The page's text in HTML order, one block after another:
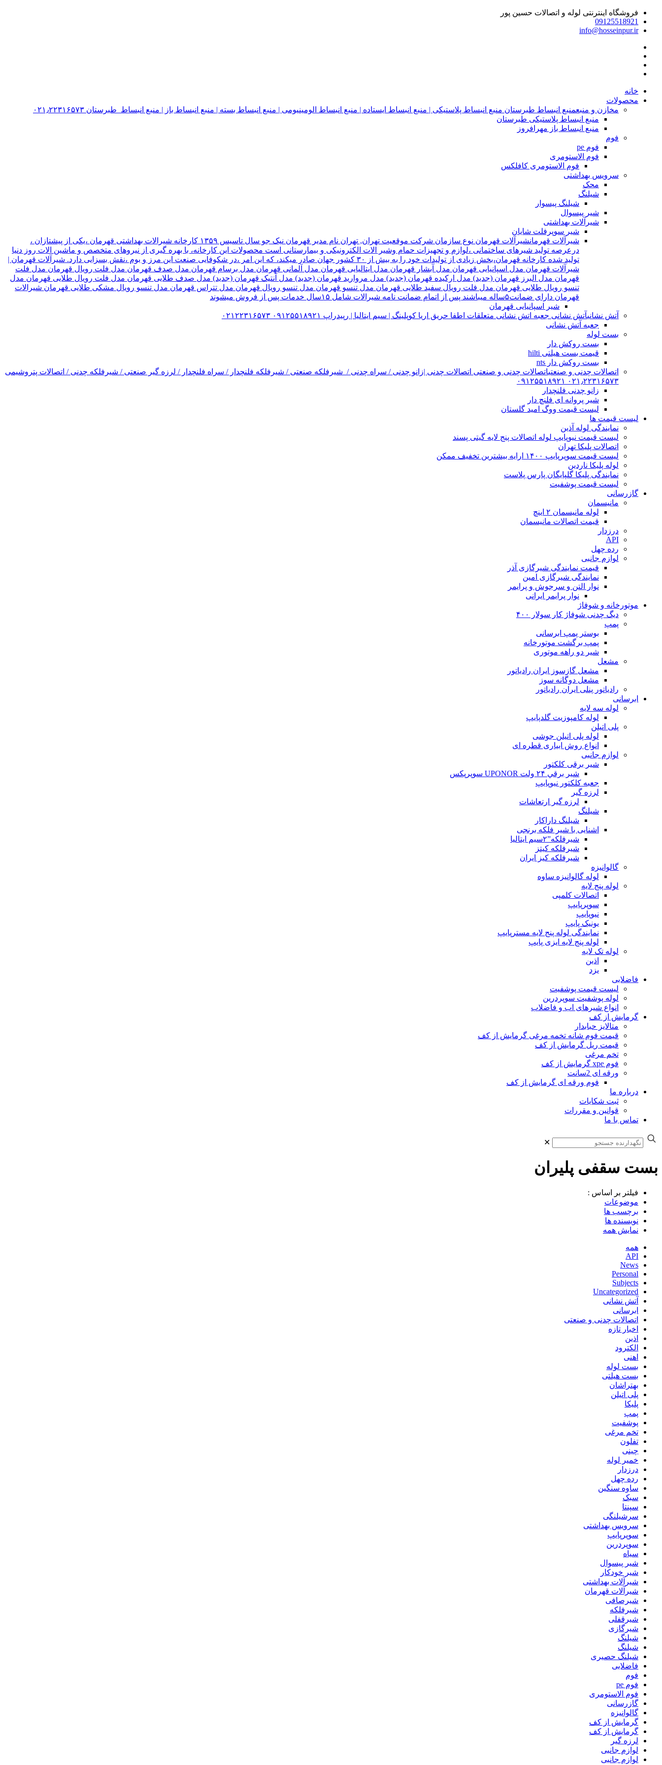
فروشگاه اینترنتی لوله و اتصالات حسین پور
09125518921
info@hosseinpur.ir
خانه
محصولات
مخازن و منبعمنبع انبساط طبرستان منبع انبساط پلاستیکی | منبع انبساط ایستاده | منبع انبساط الومینیومی | منبع انبساط بسته | منبع انبساط باز | منبع انبساط طبرستان ۰۲۱٫۲۲۳۱۶۵۷۳
منبع انبساط پلاستیکی طبرستان
منبع انبساط باز مهرافروز
فوم
فوم pe
فوم الاستومری
فوم الاستومری کافلکس
سرویس بهداشتی
محک
شیلنگ
شیلنگ پیسوار
شیر پیسوال
شیرآلات بهداشتی
شیر سوپرفلت شایان
شیرآلات قهرمان
شیرآلات قهرمان نوع سازمان شرکت موقعیت تهران, تهران نام مدیر قهرمان نیک جو سال تاسیس ۱۳۵۹ کارخانه شیرالات بهداشتی قهرمان ،یکی از پیشتازان ،
درعرصه تولید شیرهای ساختمانی ،لوازم و تجهیزات حمام وشیر الات الکترونیکی و بیمارستانی است محصولات این کارخانه، با بهره گیری از نیروهای متخصص و ماشین الات روز دنیا
تولید شده کارخانه قهرمان،بخش زیادی از تولیدات خود را به بیش از ۳۰ کشور جهان صادر میکند، که این امر ،در شکوفایی صنعت این مرز و بوم ،نقش بسزایی دارد. شیرآلات قهرمان |
شیرآلات قهرمان مدل اسپانیایی قهرمان مدل آبشار قهرمان مدل ایتالیایی قهرمان مدل آلمانی قهرمان مدل برسام قهرمان مدل صدف قهرمان مدل فلت رویال قهرمان مدل فلت
قهرمان مدل البرز قهرمان (جدید) مدل ارکیده قهرمان (جدید) مدل مروارید قهرمان (جدید) مدل آنتیک قهرمان (جدید) مدل صدف طلایی قهرمان مدل فلت رویال طلایی قهرمان مدل
تنسو رویال طلایی قهرمان مدل فلت رویال سفید طلایی قهرمان مدل تنسو قهرمان مدل تنسو رویال قهرمان مدل تتراس قهرمان مدل تنسو رویال مشکی طلایی قهرمان شیرالات
قهرمان دارای ضمانت۵ساله میباشند پس از اتمام ضمانت نامه شیرالات شامل ۱۵سال خدمات پس از فروش میشوند
شیر اسپانیایی قهرمان
آتش نشانیآتش نشانی جعبه اتش نشانی متعلقات اطفا حریق اریا کوپلینگ | سیم ایتالیا | رپیدراپ ۰۹۱۲۵۵۱۸۹۲۱ ۰۲۱۲۲۳۱۶۵۷۳
جعبه آتش نشانی
بست لوله
بست روکش دار
قیمت بست هیلتی hilti
بست روکش دار nts
اتصالات چدنی و صنعتیاتصالات چدنی و صنعتی اتصالات چدنی |زانو چدنی / سراه چدنی / شیرفلکه صنعتی / شیرفلکه فلنچدار / سراه فلنچدار / لرزه گیر صنعتی / شیرفلکه چدنی / اتصالات پتروشیمی
۰۲۱٫۲۲۳۱۶۵۷۳ ۰۹۱۲۵۵۱۸۹۲۱
زانو چدنی فلنچدار
شیر پروانه ای فلنچ دار
لیست قیمت ووگ امید گلستان
لیست قیمت ها
نمایندگی لوله آذین
لیست قیمت نیوپایپ لوله اتصالات پنج لایه گیتی پسند
اتصالات پلیکا تهران
لیست قیمت سوپرپایپ ۱۴۰۰ ارایه بیشترین تخفیف ممکن
لوله پلیکا ناردین
نمایندگی پلیکا گلپایگان پارس پلاست
لیست قیمت پوشفیت
گازرسانی
مانیسمان
لوله مانیسمان ۲ اینچ
قیمت اتصالات مانیسمان
درزدار
API
رده چهل
لوازم جانبی
قیمت نمایندگی شیرگازی آذر
نمایندگی شیرگازی امین
نوار التن و سرجوش و پرایمر
نوار پرایمر ایرانی
موتورخانه و شوفاژ
دیگ چدنی شوفاژ کار سولار ۴۰۰
پمپ
بوستر پمپ ابرسانی
پمپ برگشت موتورخانه
شیر دو راهه موتوری
مشعل
مشعل گازسوز ایران رادیاتور
مشعل دوگانه سوز
رادیاتور پنلی ایران رادیاتور
ابرسانی
لوله سه لایه
لوله کامپوزیت گلدپایپ
پلی اتیلن
لوله پلی اتیلن جوشی
انواع روش ابیاری قطره ای
لوازم جانبی
شیر برقی کلکتور
شير برقي ۲۴ ولت UPONOR سوپرپکس
جعبه کلکتور نیوپایپ
لرزه گیر
لرزه گیر ارتعاشات
شیلنگ
شیلنگ داراکار
اشنایی با شیر فلکه برنجی
شیرفلکه”۲سیم ایتالیا
شیرفلکه کیتز
شیرفلکه کیز ایران
گالوانیزه
لوله گالوانیزه ساوه
لوله پنج لایه
اتصالات کلمپی
سوپرپایپ
نیوپایپ
یونیک پایپ
نمایندگی لوله پنج لایه مسترپایپ
لوله پنج لایه ایزی پایپ
لوله تک لایه
اذین
یزد
فاضلابی
لیست قیمت پوشفیت
لوله پوشفیت سوپردرین
انواع شیرهای اب و فاضلاب
گرمایش از کف
متالایز حبابدار
قیمت فوم شانه تخمه مرغی گرمایش از کف
قیمت ریل گرمایش از کف
تخم مرغی
فوم xpe گرمایش از کف
ورقه ای 2سانت
فوم ورقه ای گرمایش از کف
درباره ما
ثبت شکایات
قوانین و مقررات
تماس با ما
✕
بست سقفی پلیران
فیلتر بر اساس :
موضوعات
برچسب ها
نویسنده ها
نمایش همه
همه
API
News
Personal
Subjects
Uncategorized
آتش نشانی
ابرسانی
اتصالات چدنی و صنعتی
اخبار تازه
اذین
الکترود
اهنی
بست لوله
بست هیلتی
بهتراشان
پلی اتیلن
پلیکا
پمپ
پوشفیت
تخم مرغی
تفلون
چینی
خمیر لوله
درزدار
رده چهل
ساوه سنگین
سبک
سپنتا
سرشیلنگی
سرویس بهداشتی
سوپرپایپ
سوپردرین
سیاه
شیر پیسوال
شیر خودکار
شیرآلات بهداشتی
شیرآلات قهرمان
شیرصافی
شیرفلکه
شیرقفلی
شیرگازی
شیلنگ
شیلنگ
شیلنگ حصیری
فاضلابی
فوم
فوم pe
فوم الاستومری
گازرسانی
گالوانیزه
گرمایش از کف
گرمایش از کف
لرزه گیر
لوازم جانبی
لوازم جانبی